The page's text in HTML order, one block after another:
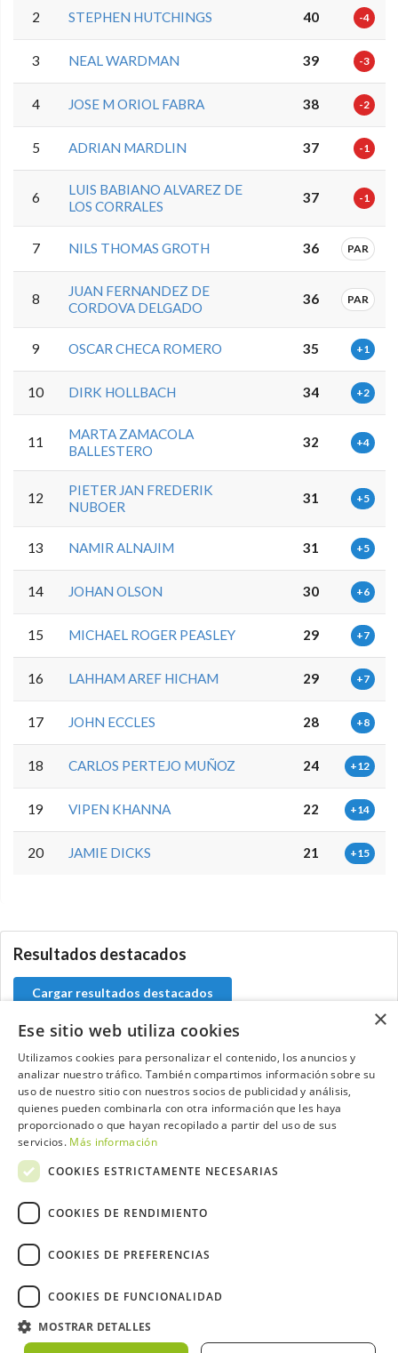
2 STEPHEN HUTCHINGS 40 -4
3 NEAL WARDMAN 39 -3
4 JOSE M ORIOL FABRA 38 -2
5 ADRIAN MARDLIN 37 -1
6
LUIS BABIANO ALVAREZ DE
LOS CORRALES
37 -1
7 NILS THOMAS GROTH 36 PAR
8
JUAN FERNANDEZ DE
CORDOVA DELGADO
36 PAR
9 OSCAR CHECA ROMERO 35 +1
10 DIRK HOLLBACH 34 +2
11
MARTA ZAMACOLA
BALLESTERO
32 +4
12
PIETER JAN FREDERIK
NUBOER
31 +5
13 NAMIR ALNAJIM 31 +5
14 JOHAN OLSON 30 +6
15 MICHAEL ROGER PEASLEY 29 +7
16 LAHHAM AREF HICHAM 29 +7
17 JOHN ECCLES 28 +8
18 CARLOS PERTEJO MUÑOZ 24 +12
19 VIPEN KHANNA 22 +14
20 JAMIE DICKS 21 +15
Resultados destacados
Cargar resultados destacados
Contacta con el equipo de NextCaddy
Opina Contacta
2026 ©NextCaddy.
×
Ese sitio web utiliza cookies
Utilizamos cookies para personalizar el contenido, los anuncios y
analizar nuestro tráfico. También compartimos información sobre su
uso de nuestro sitio con nuestros socios de publicidad y análisis,
quienes pueden combinarla con otra información que les haya
proporcionado o que hayan recopilado a partir del uso de sus
servicios. Más información
COOKIES ESTRICTAMENTE NECESARIAS
COOKIES DE RENDIMIENTO
COOKIES DE PREFERENCIAS
COOKIES DE FUNCIONALIDAD
MOSTRAR DETALLES